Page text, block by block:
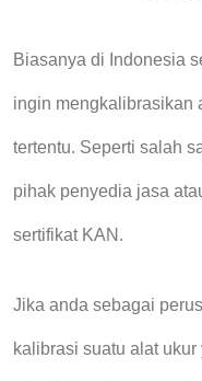
Biasanya di Indonesia
ingin mengkalibrasikan
tertentu. Seperti salah
pihak penyedia jasa
sertifikat KAN.
Jika anda sebagai
kalibrasi suatu alat